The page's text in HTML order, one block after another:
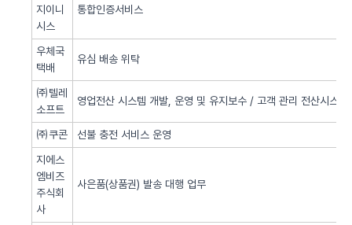
지이니
시스
통합인증서비스
우체국
택배
유심 배송 위탁
㈜텔레
소프트
영업전산 시스템 개발, 운영 및 유지보수 / 고객 관리 전산시스
㈜쿠콘
선불 충전 서비스 운영
지에스
엠비즈
주식회
사
사은품(상품권) 발송 대행 업무